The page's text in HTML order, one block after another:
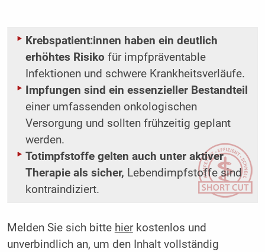
Krebspatient:innen haben ein deutlich
erhöhtes Risiko für impfpräventable
Infektionen und schwere Krankheitsverläufe.
Impfungen sind ein essenzieller Bestandteil
einer umfassenden onkologischen
Versorgung und sollten frühzeitig geplant
werden.
Totimpfstoffe gelten auch unter aktiver
Therapie als sicher, Lebendimpfstoffe sind
kontraindiziert.
Melden Sie sich bitte hierkostenlos und
unverbindlich an, um den Inhalt vollständig